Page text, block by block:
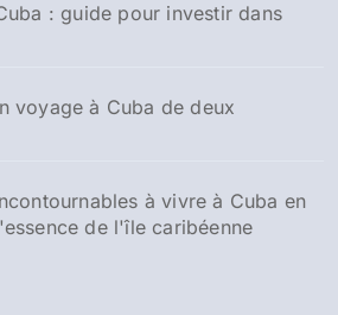
: guide pour investir dans
voyage à Cuba de deux
à vivre à Cuba en
de l'île caribéenne